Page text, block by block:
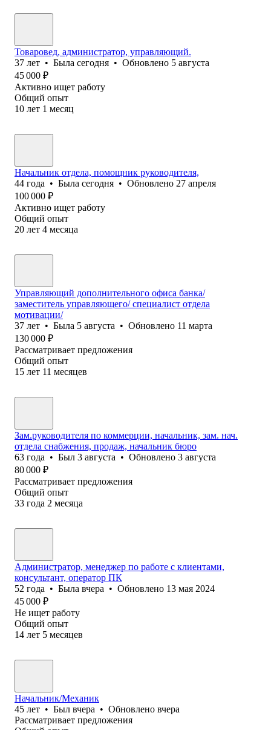
Товаровед, администратор, управляющий.
37 лет • Была сегодня • Обновлено 5 августа
45 000 ₽
Активно ищет работу
Общий опыт
10 лет 1 месяц
Начальник отдела, помощник руководителя,
44 года • Была сегодня • Обновлено 27 апреля
100 000 ₽
Активно ищет работу
Общий опыт
20 лет 4 месяца
Управляющий дополнительного офиса банка/
заместитель управляющего/ специалист отдела
мотивации/
37 лет • Была 5 августа • Обновлено 11 марта
130 000 ₽
Рассматривает предложения
Общий опыт
15 лет 11 месяцев
Зам.руководителя по коммерции, начальник, зам. нач.
отдела снабжения, продаж, начальник бюро
63 года • Был 3 августа • Обновлено 3 августа
80 000 ₽
Рассматривает предложения
Общий опыт
33 года 2 месяца
Администратор, менеджер по работе с клиентами,
консультант, оператор ПК
52 года • Была вчера • Обновлено 13 мая 2024
45 000 ₽
Не ищет работу
Общий опыт
14 лет 5 месяцев
Начальник/Механик
45 лет • Был вчера • Обновлено вчера
Рассматривает предложения